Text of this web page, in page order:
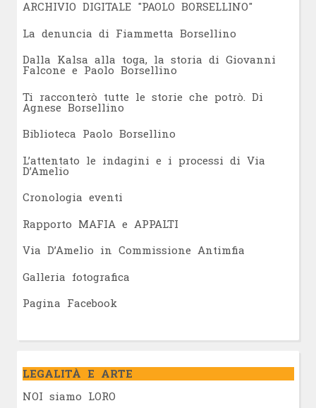
ARCHIVIO DIGITALE "PAOLO BORSELLINO"
La denuncia di Fiammetta Borsellino
Dalla Kalsa alla toga, la storia di Giovanni
Falcone e Paolo Borsellino
Ti racconterò tutte le storie che potrò. Di
Agnese Borsellino
Biblioteca Paolo Borsellino
L’attentato le indagini e i processi di Via
D’Amelio
Cronologia eventi
Rapporto MAFIA e APPALTI
Via D’Amelio in Commissione Antimfia
Galleria fotografica
Pagina Facebook
LEGALITÀ E ARTE
NOI siamo LORO